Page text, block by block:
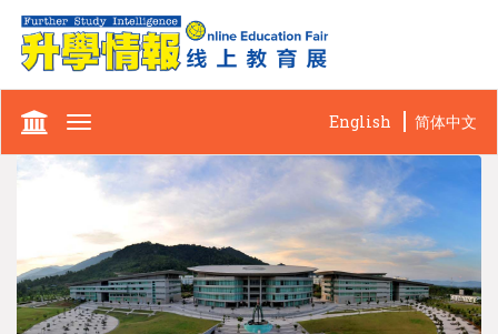
Toggle
English 简体中文